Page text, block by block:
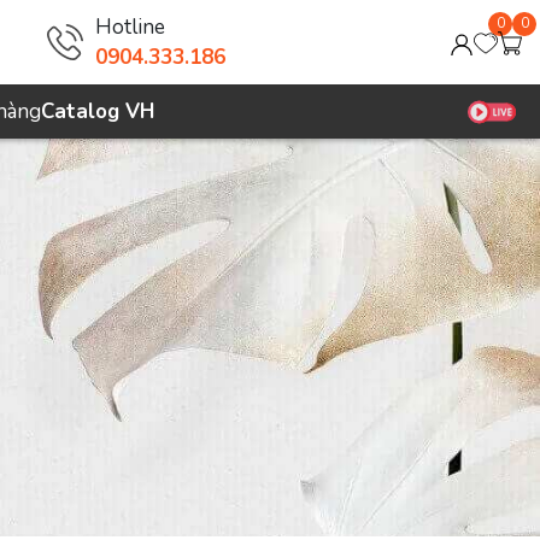
Hotline
0904.333.186
0 0
Catalog VH